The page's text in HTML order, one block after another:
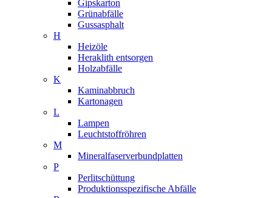
Gipskarton
Grünabfälle
Gussasphalt
H
Heizöle
Heraklith entsorgen
Holzabfälle
K
Kaminabbruch
Kartonagen
L
Lampen
Leuchtstoffröhren
M
Mineralfaserverbundplatten
P
Perlitschüttung
Produktionsspezifische Abfälle